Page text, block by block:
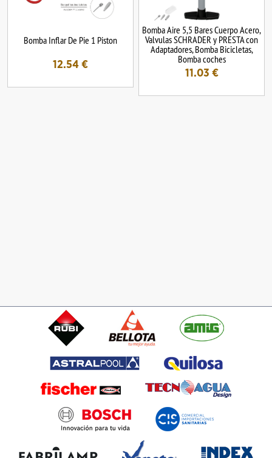
Bomba Inflar De Pie 1 Piston
12.54€
Bomba Aire 5,5 Bares Cuerpo Acero,
Valvulas SCHRADER y PRESTA con
Adaptadores, Bomba Bicicletas,
Bomba coches
11.03 €